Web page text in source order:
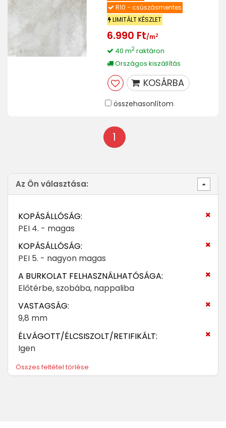
R10 - csúszásmentes
LIMITÁLT KÉSZLET
6.990 Ft/m2
40 m2raktáron
Országos kiszállítás
KOSÁRBA
összehasonlítom
1
Az Ön választása:
KOPÁSÁLLÓSÁG:
PEI 4. - magas
KOPÁSÁLLÓSÁG:
PEI 5. - nagyon magas
A BURKOLAT FELHASZNÁLHATÓSÁGA:
Előtérbe, szobába, nappaliba
VASTAGSÁG:
9,8 mm
ÉLVÁGOTT/ÉLCSISZOLT/RETIFIKÁLT:
Igen
Összes feltétel törlése